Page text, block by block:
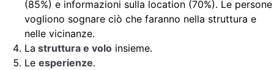
(85%) e informazioni sulla location (70%). Le persone
vogliono sognare ciò che faranno nella struttura e
nelle vicinanze.
La struttura e volo insieme.
Le esperienze.